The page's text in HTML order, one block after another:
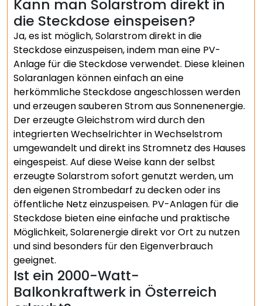
Kann man Solarstrom direkt in
die Steckdose einspeisen?
Ja, es ist möglich, Solarstrom direkt in die
Steckdose einzuspeisen, indem man eine PV-
Anlage für die Steckdose verwendet. Diese kleinen
Solaranlagen können einfach an eine
herkömmliche Steckdose angeschlossen werden
und erzeugen sauberen Strom aus Sonnenenergie.
Der erzeugte Gleichstrom wird durch den
integrierten Wechselrichter in Wechselstrom
umgewandelt und direkt ins Stromnetz des Hauses
eingespeist. Auf diese Weise kann der selbst
erzeugte Solarstrom sofort genutzt werden, um
den eigenen Strombedarf zu decken oder ins
öffentliche Netz einzuspeisen. PV-Anlagen für die
Steckdose bieten eine einfache und praktische
Möglichkeit, Solarenergie direkt vor Ort zu nutzen
und sind besonders für den Eigenverbrauch
geeignet.
Ist ein 2000-Watt-
Balkonkraftwerk in Österreich